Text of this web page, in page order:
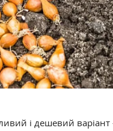
і дешевий